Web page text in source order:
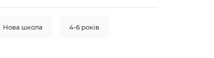
Нова школа 4-6 років